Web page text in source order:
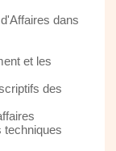
dans
et les
des
techniques